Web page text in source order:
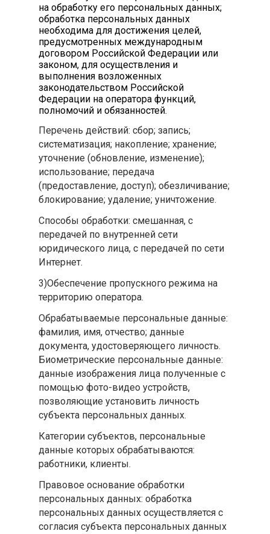
на обработку его персональных данных;
обработка персональных данных
необходима для достижения целей,
предусмотренных международным
договором Российской Федерации или
законом, для осуществления и
выполнения возложенных
законодательством Российской
Федерации на оператора функций,
полномочий и обязанностей.
Перечень действий: сбор; запись;
систематизация; накопление; хранение;
уточнение (обновление, изменение);
использование; передача
(предоставление, доступ); обезличивание;
блокирование; удаление; уничтожение.
Способы обработки: смешанная, с
передачей по внутренней сети
юридического лица, с передачей по сети
Интернет.
3)Обеспечение пропускного режима на
территорию оператора.
Обрабатываемые персональные данные:
фамилия, имя, отчество; данные
документа, удостоверяющего личность.
Биометрические персональные данные:
данные изображения лица полученные с
помощью фото-видео устройств,
позволяющие установить личность
субъекта персональных данных.
Категории субъектов, персональные
данные которых обрабатываются:
работники, клиенты.
Правовое основание обработки
персональных данных: обработка
персональных данных осуществляется с
согласия субъекта персональных данных